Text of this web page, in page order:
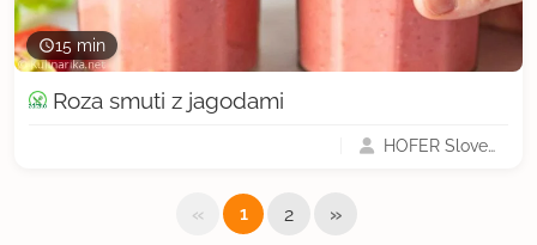
15 min
Roza smuti z jagodami
HOFER Slovenija
« 1 2 »